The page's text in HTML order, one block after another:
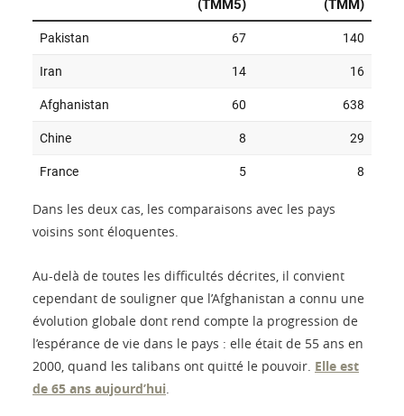
Dans les deux cas, les comparaisons avec les pays
voisins sont éloquentes.
Au-delà de toutes les difficultés décrites, il convient
cependant de souligner que l’Afghanistan a connu une
évolution globale dont rend compte la progression de
l’espérance de vie dans le pays : elle était de 55 ans en
2000, quand les talibans ont quitté le pouvoir. Elle est
de 65 ans aujourd’hui